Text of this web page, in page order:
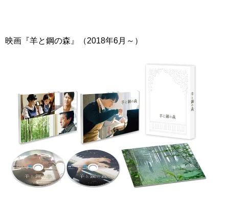
映画『羊と鋼の森』（2018年6月～）